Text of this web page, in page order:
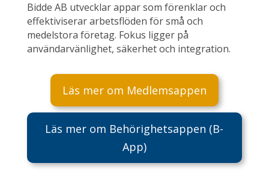
Bidde AB utvecklar appar som förenklar och
effektiviserar arbetsflöden för små och
medelstora företag. Fokus ligger på
användarvänlighet, säkerhet och integration.
Läs mer om Medlemsappen
Läs mer om Behörighetsappen (B-
App)